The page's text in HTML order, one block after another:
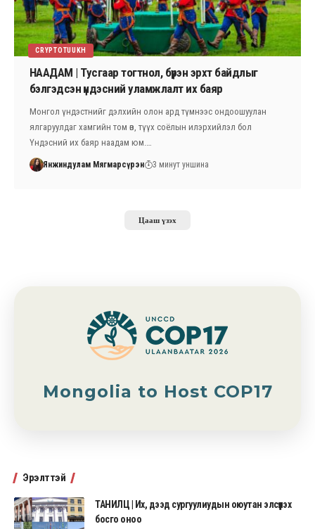
CRYPTOTUUKH
НААДАМ | Тусгаар тогтнол, бүрэн эрхт байдлыг
бэлгэдсэн үндэсний уламжлалт их баяр
Монгол үндэстнийг дэлхийн олон ард түмнээс ондоошуулан
ялгаруулдаг хамгийн том өв, түүх соёлын илэрхийлэл бол
Үндэсний их баяр наадам юм.…
Янжиндулам Мягмарсүрэн 3 минут уншина
Цааш үзэх
Mongolia to Host COP17
Эрэлттэй
ТАНИЛЦ | Их, дээд сургуулиудын оюутан элсүүлэх
босго оноо